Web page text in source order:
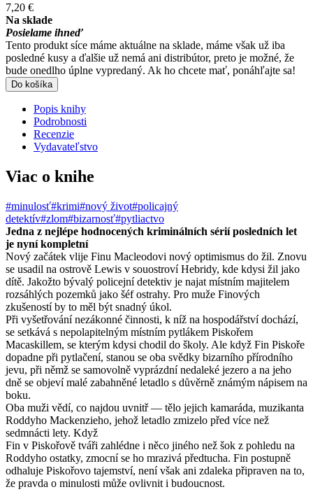
7,20 €
Na sklade
Posielame ihneď
Tento produkt síce máme aktuálne na sklade, máme však už iba
posledné kusy a ďalšie už nemá ani distribútor, preto je možné, že
bude onedlho úplne vypredaný. Ak ho chcete mať, ponáhľajte sa!
Do košíka
Popis knihy
Podrobnosti
Recenzie
Vydavateľstvo
Viac o knihe
#minulosť#krimi#nový život#policajný
detektív#zlom#bizarnosť#pytliactvo
Jedna z nejlépe hodnocených kriminálních sérií posledních let
je nyní kompletní
Nový začátek vlije Finu Macleodovi nový optimismus do žil. Znovu
se usadil na ostrově Lewis v souostroví Hebridy, kde kdysi žil jako
dítě. Jakožto bývalý policejní detektiv je najat místním majitelem
rozsáhlých pozemků jako šéf ostrahy. Pro muže Finových
zkušeností by to měl být snadný úkol.
Při vyšetřování nezákonné činnosti, k níž na hospodářství dochází,
se setkává s nepolapitelným místním pytlákem Piskořem
Macaskillem, se kterým kdysi chodil do školy. Ale když Fin Piskoře
dopadne při pytlačení, stanou se oba svědky bizarního přírodního
jevu, při němž se samovolně vyprázdní nedaleké jezero a na jeho
dně se objeví malé zabahněné letadlo s důvěrně známým nápisem na
boku.
Oba muži vědí, co najdou uvnitř — tělo jejich kamaráda, muzikanta
Roddyho Mackenzieho, jehož letadlo zmizelo před více než
sedmnácti lety. Když
Fin v Piskořově tváři zahlédne i něco jiného než šok z pohledu na
Roddyho ostatky, zmocní se ho mrazivá předtucha. Fin postupně
odhaluje Piskořovo tajemství, není však ani zdaleka připraven na to,
že pravda o minulosti může ovlivnit i budoucnost.